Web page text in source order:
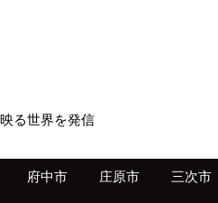
る世界を発信
府中市 庄原市 三次市